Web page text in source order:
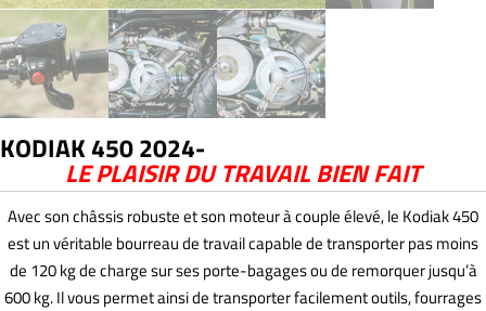
KODIAK 450 2024-
LE PLAISIR DU TRAVAIL BIEN FAIT
Avec son châssis robuste et son moteur à couple élevé, le Kodiak 450
est un véritable bourreau de travail capable de transporter pas moins
de 120 kg de charge sur ses porte-bagages ou de remorquer jusqu’à
600 kg. Il vous permet ainsi de transporter facilement outils, fourrages